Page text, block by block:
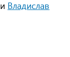
Владислав